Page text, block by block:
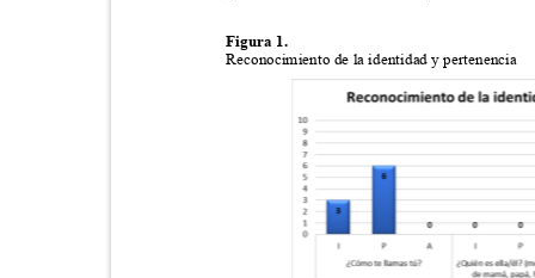
Figura 1.
Reconocimiento de la identidad y pertenencia